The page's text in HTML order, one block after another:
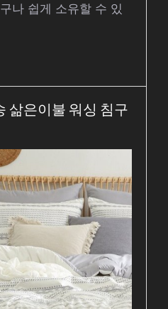
나 쉽게 소유할 수 있
삶은이불 워싱 침구